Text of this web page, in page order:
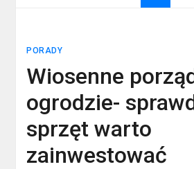
PORADY
Wiosenne
ogrodzie-
sprzęt warto
zainwestować